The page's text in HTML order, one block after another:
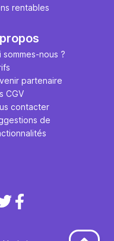
rentables
sommes-nous ?
partenaire
CGV
contacter
de